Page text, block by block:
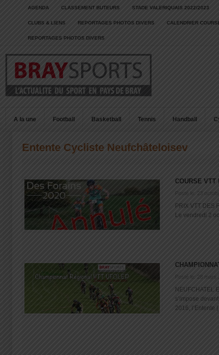
AGENDA CLASSEMENT BUTEURS STADE VALERIQUAIS 2022/2023
CLUBS & LIENS REPORTAGES PHOTOS DIVERS CALENDRIER
REPORTAGES PHOTOS DIVERS
A la une Football Basketball Tennis Handball
Entente Cycliste Neufchâteloisev
COURSE VTT
Posté le: 23
PRIX VTT DES
Le vendredi 2
Posté le: 28 mars
NEUFCHATEL
s’impose
2016, l’Entente